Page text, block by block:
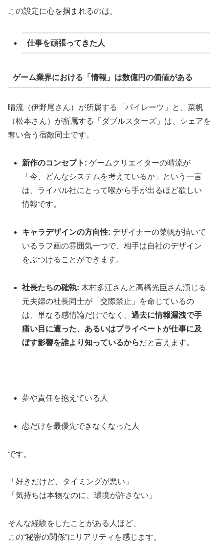
この設定に心を掴まれるのは、
仕事を頑張ってきた人
ゲーム業界における「情報」は数億円の価値がある
晴流（伊野尾さん）が所属する「パイレーツ」と、菜帆
（松本さん）が所属する「ダブルスターズ」は、シェアを
奪い合う宿敵同士です。
新作のコンセプト: ゲームクリエイターの晴流が
「今、どんなシステムを考えているか」という一言
は、ライバル社にとって喉から手が出るほど欲しい
情報です。
キャラデザインの方向性: デザイナーの菜帆が描いて
いるラフ画の雰囲気一つで、相手は自社のデザイン
をぶつけることができます。
社長たちの確執: 木村多江さんと高橋光臣さん演じる
元夫婦の社長同士が「交際禁止」を命じているの
は、単なる感情論だけでなく、過去に情報漏洩で手
痛い目に遭った、あるいはプライベートが仕事に及
ぼす影響を誰より知っているからだと言えます。
夢や責任を抱えている人
恋だけを最優先できなくなった人
です。
「好きだけど、タイミングが悪い」
「気持ちは本物なのに、環境が許さない」
そんな経験をしたことがある人ほど、
この“秘密の関係”にリアリティを感じます。